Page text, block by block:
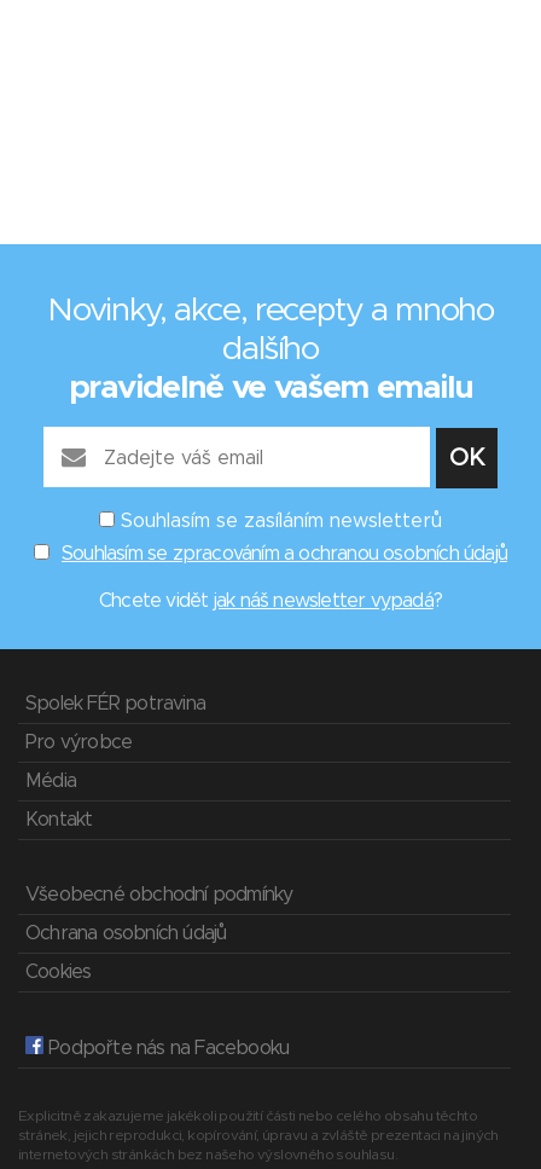
Novinky, akce, recepty a mnoho
dalšího
pravidelně ve vašem emailu
Souhlasím se zasíláním newsletterů
Souhlasím se zpracováním a ochranou osobních údajů
Chcete vidět jak náš newsletter vypadá?
Spolek FÉR potravina
Pro výrobce
Média
Kontakt
Všeobecné obchodní podmínky
Ochrana osobních údajů
Cookies
Podpořte nás na Facebooku
Explicitně zakazujeme jakékoli použití části nebo celého obsahu těchto
stránek, jejich reprodukci, kopírování, úpravu a zvláště prezentaci na jiných
internetových stránkách bez našeho výslovného souhlasu.